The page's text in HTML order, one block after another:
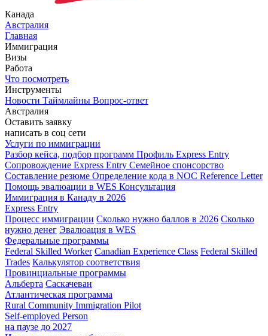
Канада
Австралия
Главная
Иммиграция
Визы
Работа
Что посмотреть
Инструменты
Новости Таймлайны Вопрос-ответ
Австралия
Оставить заявку
написать в соц сети
Услуги по иммиграции
Разбор кейса, подбор программ Профиль Express Entry
Сопровождение Express Entry Семейное спонсорство
Составление резюме Определение кода в NOC Reference Letter
Помощь эвалюации в WES Консультация
Иммиграция в Канаду в 2026
Express Entry
Процесс иммиграции Сколько нужно баллов в 2026 Сколько
нужно денег Эвалюация в WES
Федеральные программы
Federal Skilled Worker Canadian Experience Class Federal Skilled
Trades Калькулятор соответствия
Провинциальные программы
Альберта Саскачеван
Атлантическая программа
Rural Community Immigration Pilot
Self-employed Person
на паузе до 2027